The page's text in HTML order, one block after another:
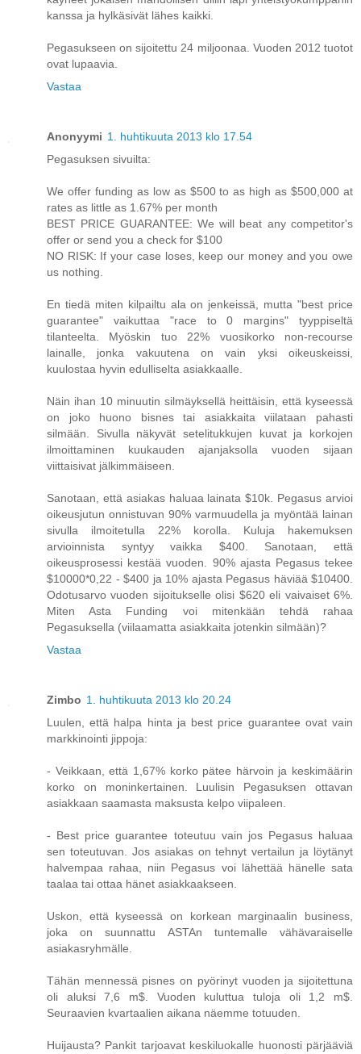
kanssa ja hylkäsivät lähes kaikki.
Pegasukseen on sijoitettu 24 miljoonaa. Vuoden 2012 tuotot
ovat lupaavia.
Vastaa
Anonyymi 1. huhtikuuta 2013 klo 17.54
Pegasuksen sivuilta:
We offer funding as low as $500 to as high as $500,000 at
rates as little as 1.67% per month
BEST PRICE GUARANTEE: We will beat any competitor's
offer or send you a check for $100
NO RISK: If your case loses, keep our money and you owe
us nothing.
En tiedä miten kilpailtu ala on jenkeissä, mutta "best price
guarantee" vaikuttaa "race to 0 margins" tyyppiseltä
tilanteelta. Myöskin tuo 22% vuosikorko non-recourse
lainalle, jonka vakuutena on vain yksi oikeuskeissi,
kuulostaa hyvin edulliselta asiakkaalle.
Näin ihan 10 minuutin silmäyksellä heittäisin, että kyseessä
on joko huono bisnes tai asiakkaita viilataan pahasti
silmään. Sivulla näkyvät setelitukkujen kuvat ja korkojen
ilmoittaminen kuukauden ajanjaksolla vuoden sijaan
viittaisivat jälkimmäiseen.
Sanotaan, että asiakas haluaa lainata $10k. Pegasus arvioi
oikeusjutun onnistuvan 90% varmuudella ja myöntää lainan
sivulla ilmoitetulla 22% korolla. Kuluja hakemuksen
arvioinnista syntyy vaikka $400. Sanotaan, että
oikeusprosessi kestää vuoden. 90% ajasta Pegasus tekee
$10000*0,22 - $400 ja 10% ajasta Pegasus häviää $10400.
Odotusarvo vuoden sijoitukselle olisi $620 eli vaivaiset 6%.
Miten Asta Funding voi mitenkään tehdä rahaa
Pegasuksella (viilaamatta asiakkaita jotenkin silmään)?
Vastaa
Zimbo 1. huhtikuuta 2013 klo 20.24
Luulen, että halpa hinta ja best price guarantee ovat vain
markkinointi jippoja:
- Veikkaan, että 1,67% korko pätee härvoin ja keskimäärin
korko on moninkertainen. Luulisin Pegasuksen ottavan
asiakkaan saamasta maksusta kelpo viipaleen.
- Best price guarantee toteutuu vain jos Pegasus haluaa
sen toteutuvan. Jos asiakas on tehnyt vertailun ja löytänyt
halvempaa rahaa, niin Pegasus voi lähettää hänelle sata
taalaa tai ottaa hänet asiakkaakseen.
Uskon, että kyseessä on korkean marginaalin business,
joka on suunnattu ASTAn tuntemalle vähävaraiselle
asiakasryhmälle.
Tähän mennessä pisnes on pyörinyt vuoden ja sijoitettuna
oli aluksi 7,6 m$. Vuoden kuluttua tuloja oli 1,2 m$.
Seuraavien kvartaalien aikana näemme totuuden.
Huijausta? Pankit tarjoavat keskiluokalle huonosti pärjääviä